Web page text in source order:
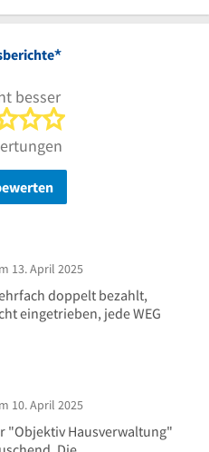
*
besser
2 von 5 Sternen
13. April 2025
doppelt bezahlt,
eingetrieben, jede WEG
10. April 2025
"Objektiv Hausverwaltung"